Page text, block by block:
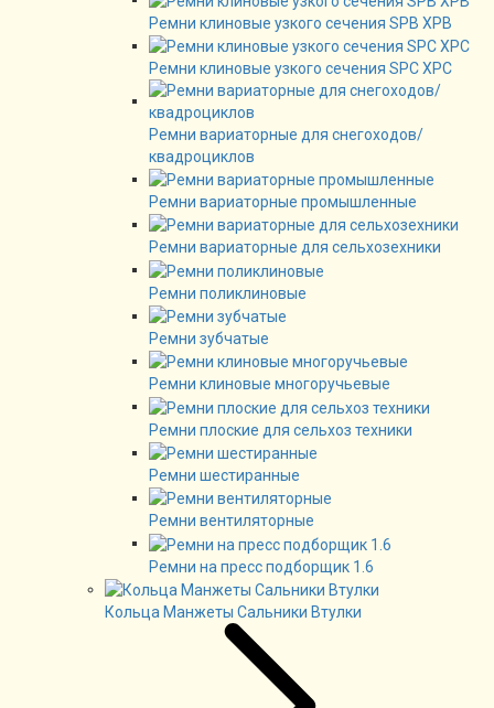
Ремни клиновые узкого сечения SPB XPB
Ремни клиновые узкого сечения SPC XPC
Ремни вариаторные для снегоходов/
квадроциклов
Ремни вариаторные промышленные
Ремни вариаторные для сельхозехники
Ремни поликлиновые
Ремни зубчатые
Ремни клиновые многоручьевые
Ремни плоские для сельхоз техники
Ремни шестиранные
Ремни вентиляторные
Ремни на пресс подборщик 1.6
Кольца Манжеты Сальники Втулки